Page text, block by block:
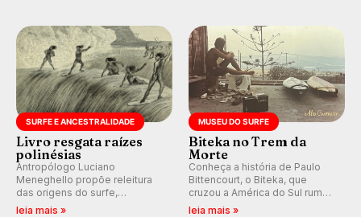
km/h em Itanhaém.
SURFE E ANCESTRALIDADE
Livro resgata raízes
polinésias
Antropólogo Luciano
Meneghello propõe releitura
das origens do surfe,
resgatando a cultura polinésia
leia mais »
MUSEU DO SURFE
Biteka no Trem da
Morte
Conheça a história de Paulo
Bittencourt, o Biteka, que
cruzou a América do Sul rumo
ao Pacífico em uma jornada
leia mais »